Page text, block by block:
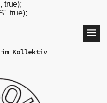
true);
true);
im Kollektiv